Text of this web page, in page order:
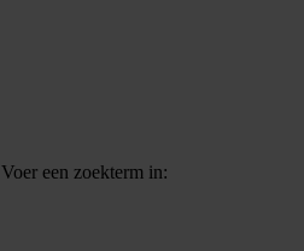
Voer een zoekterm in: